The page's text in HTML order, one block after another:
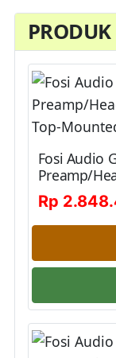
Fosi Audio
Preamp/
Rp